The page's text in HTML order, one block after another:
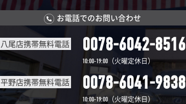
お電話でのお問い合わせ
八尾店携帯無料電話 0078-6042-8516
10:00-19:00 （火曜定休日）
平野店携帯無料電話 0078-6041-9838
10:00-19:00 （火曜定休日）